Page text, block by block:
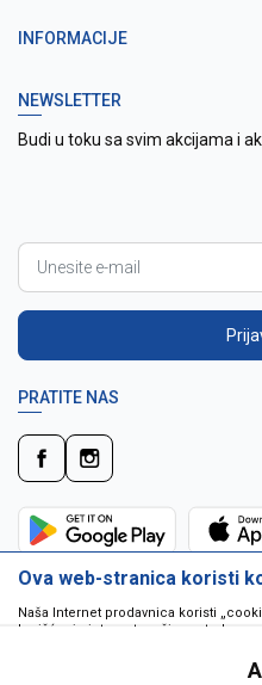
INFORMACIJE
NEWSLETTER
Budi u toku sa svim akcijama i
PRATITE NAS
Ova web-stranica koristi
Naša Internet prodavnica koristi
korišćenje interneta vašim
da pokrenu program ili da isporuče
jedinstveno dodeljeni vama, i jedino